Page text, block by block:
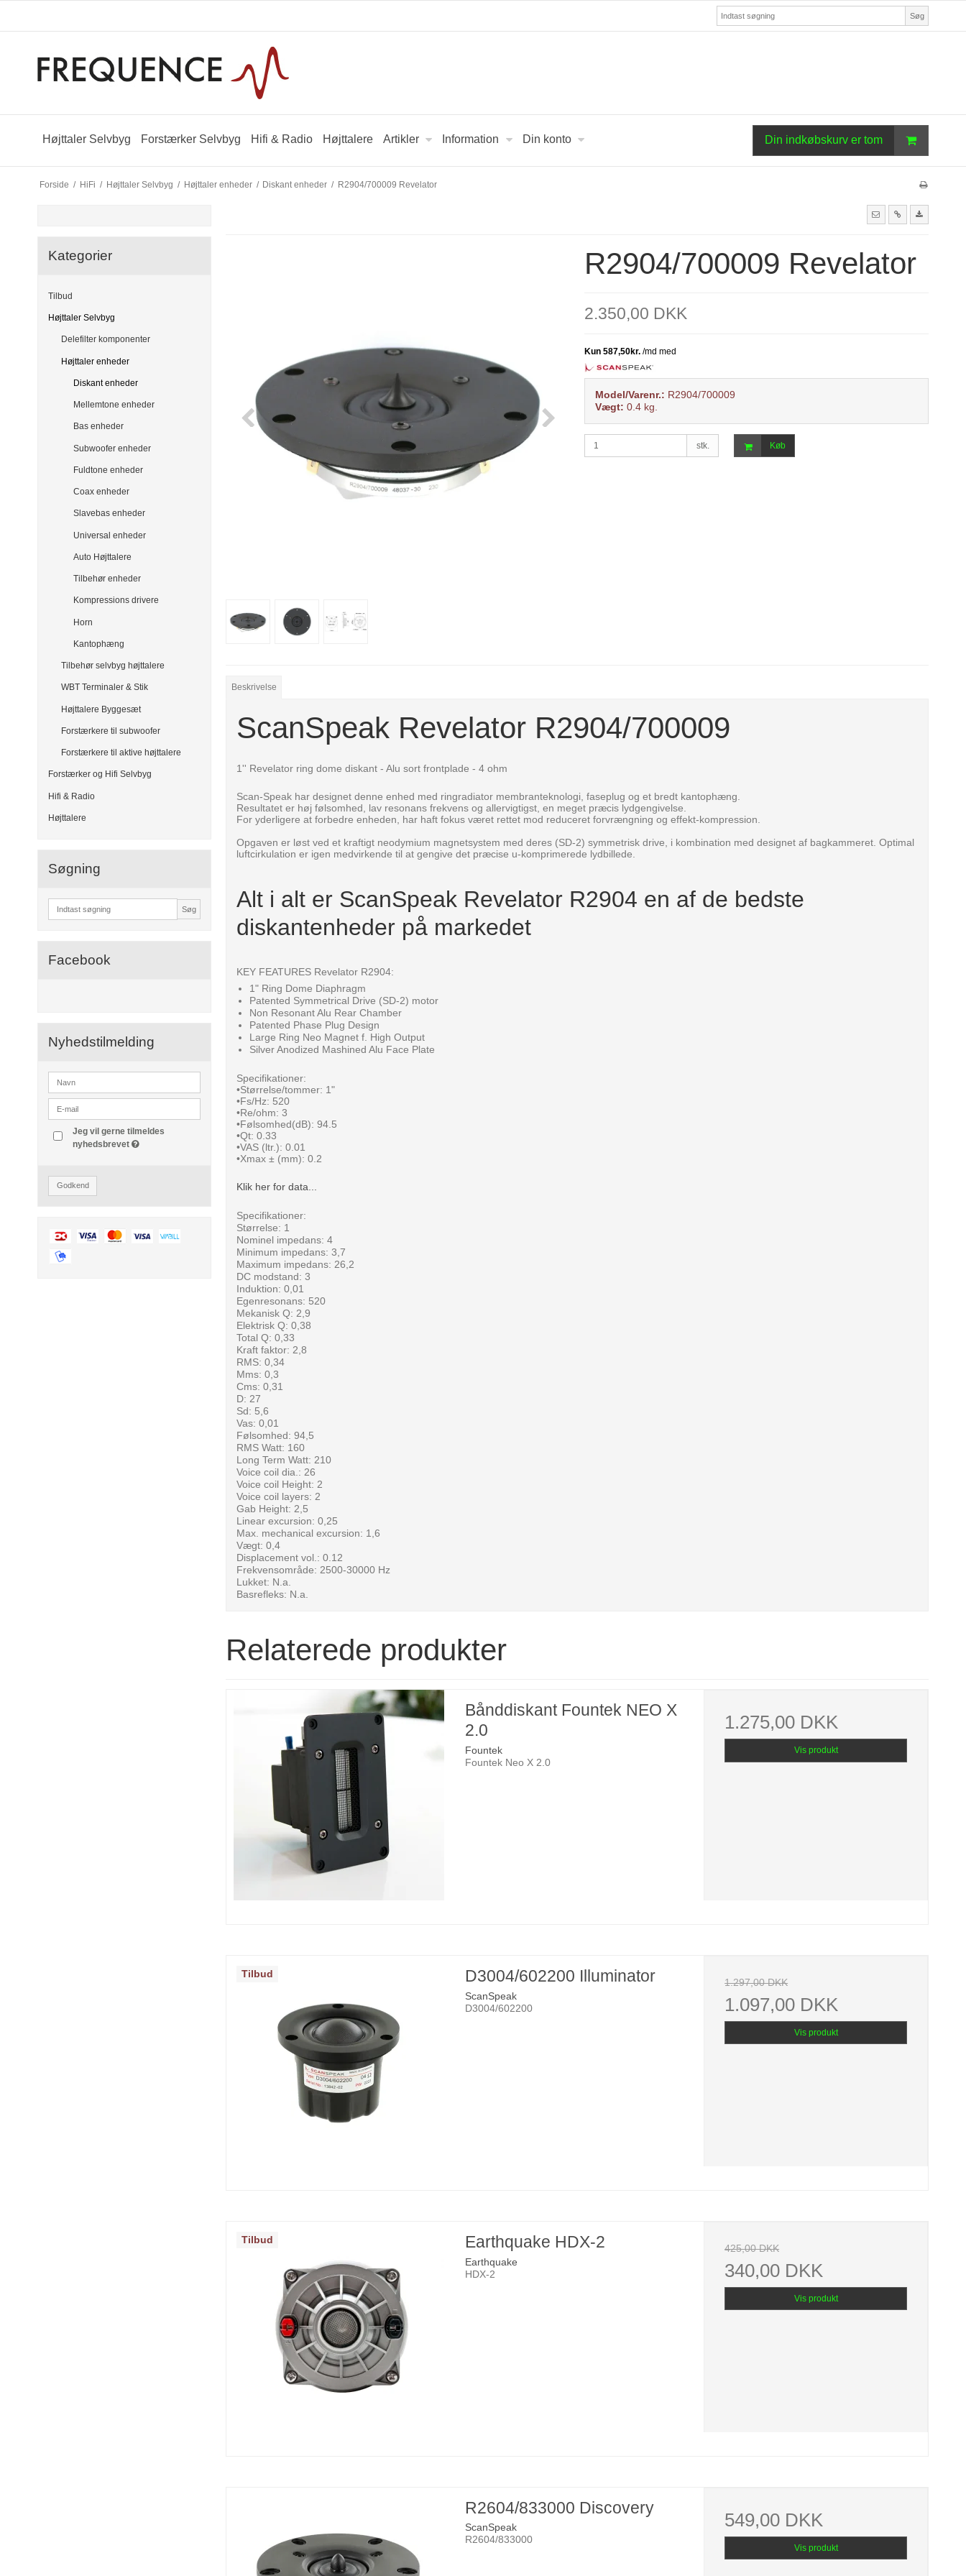
Søg
Højttaler Selvbyg Forstærker Selvbyg Hifi & Radio Højttalere Artikler Information Din konto Din indkøbskurv er tom
Forside / HiFi / Højttaler Selvbyg / Højttaler enheder / Diskant enheder / R2904/700009 Revelator
Kategorier
Tilbud
Højttaler Selvbyg
Delefilter komponenter
Højttaler enheder
Diskant enheder
Mellemtone enheder
Bas enheder
Subwoofer enheder
Fuldtone enheder
Coax enheder
Slavebas enheder
Universal enheder
Auto Højttalere
Tilbehør enheder
Kompressions drivere
Horn
Kantophæng
Tilbehør selvbyg højttalere
WBT Terminaler & Stik
Højttalere Byggesæt
Forstærkere til subwoofer
Forstærkere til aktive højttalere
Forstærker og Hifi Selvbyg
Hifi & Radio
Højttalere
Søgning
Søg
Facebook
Nyhedstilmelding
Jeg vil gerne tilmeldes
nyhedsbrevet
Godkend
R2904/700009 Revelator
2.350,00 DKK
Model/Varenr.: R2904/700009
Vægt: 0.4 kg.
stk. Køb
Beskrivelse
ScanSpeak Revelator R2904/700009
1'' Revelator ring dome diskant - Alu sort frontplade - 4 ohm
Scan-Speak har designet denne enhed med ringradiator membranteknologi, faseplug og et bredt kantophæng.
Resultatet er høj følsomhed, lav resonans frekvens og allervigtigst, en meget præcis lydgengivelse.
For yderligere at forbedre enheden, har haft fokus været rettet mod reduceret forvrængning og effekt-kompression.
Opgaven er løst ved et kraftigt neodymium magnetsystem med deres (SD-2) symmetrisk drive, i kombination med designet af bagkammeret. Optimal
luftcirkulation er igen medvirkende til at gengive det præcise u-komprimerede lydbillede.
Alt i alt er ScanSpeak Revelator R2904 en af de bedste
diskantenheder på markedet
KEY FEATURES Revelator R2904:
1" Ring Dome Diaphragm
Patented Symmetrical Drive (SD-2) motor
Non Resonant Alu Rear Chamber
Patented Phase Plug Design
Large Ring Neo Magnet f. High Output
Silver Anodized Mashined Alu Face Plate
Specifikationer:
•Størrelse/tommer: 1"
•Fs/Hz: 520
•Re/ohm: 3
•Følsomhed(dB): 94.5
•Qt: 0.33
•VAS (ltr.): 0.01
•Xmax ± (mm): 0.2
Klik her for data...
Specifikationer:
Størrelse: 1
Nominel impedans: 4
Minimum impedans: 3,7
Maximum impedans: 26,2
DC modstand: 3
Induktion: 0,01
Egenresonans: 520
Mekanisk Q: 2,9
Elektrisk Q: 0,38
Total Q: 0,33
Kraft faktor: 2,8
RMS: 0,34
Mms: 0,3
Cms: 0,31
D: 27
Sd: 5,6
Vas: 0,01
Følsomhed: 94,5
RMS Watt: 160
Long Term Watt: 210
Voice coil dia.: 26
Voice coil Height: 2
Voice coil layers: 2
Gab Height: 2,5
Linear excursion: 0,25
Max. mechanical excursion: 1,6
Vægt: 0,4
Displacement vol.: 0.12
Frekvensområde: 2500-30000 Hz
Lukket: N.a.
Basrefleks: N.a.
Relaterede produkter
Bånddiskant Fountek NEO X
2.0
Fountek
Fountek Neo X 2.0
1.275,00 DKK
Vis produkt
Tilbud D3004/602200 Illuminator
ScanSpeak
D3004/602200
1.297,00 DKK
1.097,00 DKK
Vis produkt
Tilbud Earthquake HDX-2
Earthquake
HDX-2
425,00 DKK
340,00 DKK
Vis produkt
R2604/833000 Discovery
ScanSpeak
R2604/833000
549,00 DKK
Vis produkt